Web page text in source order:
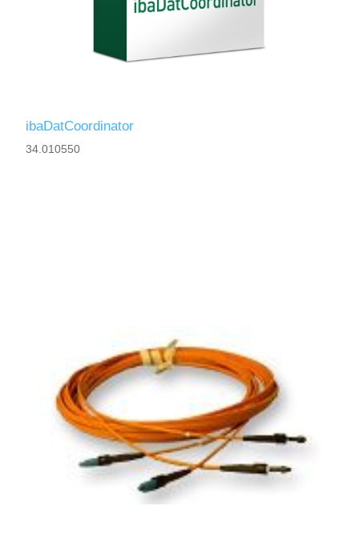
ibaDatCoordinator
34.010550